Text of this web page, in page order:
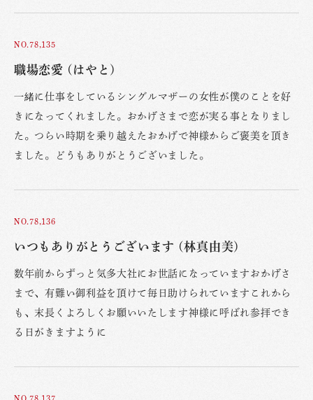
NO.78,135
職場恋愛 (はやと)
一緒に仕事をしているシングルマザーの女性が僕のことを好
きになってくれました。おかげさまで恋が実る事となりまし
た。つらい時期を乗り越えたおかげで神様からご褒美を頂き
ました。どうもありがとうございました。
NO.78,136
いつもありがとうございます (林真由美)
数年前からずっと気多大社にお世話になっていますおかげさ
まで、有難い御利益を頂けて毎日助けられていますこれから
も、末長くよろしくお願いいたします神様に呼ばれ参拝でき
る日がきますように
NO.78,137